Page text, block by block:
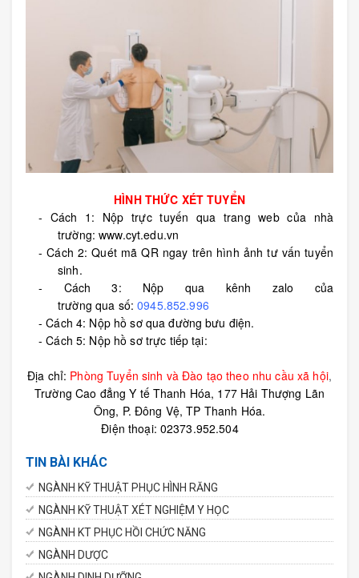
HÌNH THỨC XÉT TUYỂN
- Cách 1: Nộp trực tuyến qua trang web của nhà
trường:www.cyt.edu.vn
-Cách 2:Quét mã QR ngay trên hình ảnh tư vấn tuyển
sinh.
- Cách3: Nộp qua kênh zalo của
trường qua số:0945.852.996
-Cách 4: Nộp hồ sơ qua đường bưu điện.
-Cách 5: Nộp hồ sơ trực tiếp tại:
Địa chỉ: Phòng Tuyển sinh và Đào tạo theo nhu cầu xã hội,
Trường Cao đẳng Y tế Thanh Hóa, 177 Hải Thượng Lãn
Ông, P. Đông Vệ, TP Thanh Hóa.
Điện thoại: 02373.952.504
TIN BÀI KHÁC
NGÀNH KỸ THUẬT PHỤC HÌNH RĂNG
NGÀNH KỸ THUẬT XÉT NGHIỆM Y HỌC
NGÀNH KT PHỤC HỒI CHỨC NĂNG
NGÀNH DƯỢC